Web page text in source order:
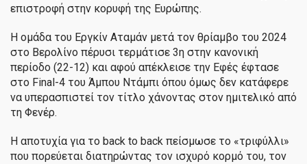
επιστροφή στην κορυφή της Ευρώπης.
Η ομάδα του Εργκίν Αταμάν μετά τον θρίαμβο του 2024
στο Βερολίνο πέρυσι τερμάτισε 3η στην κανονική
περίοδο (22-12) και αφού απέκλεισε την Εφές έφτασε
στο Final-4 του Άμπου Ντάμπι όπου όμως δεν κατάφερε
να υπερασπιστεί τον τίτλο χάνοντας στον ημιτελικό από
τη Φενέρ.
Η αποτυχία για το back to back πείσμωσε το «τριφύλλι»
που πορεύεται διατηρώντας τον ισχυρό κορμό του, τον